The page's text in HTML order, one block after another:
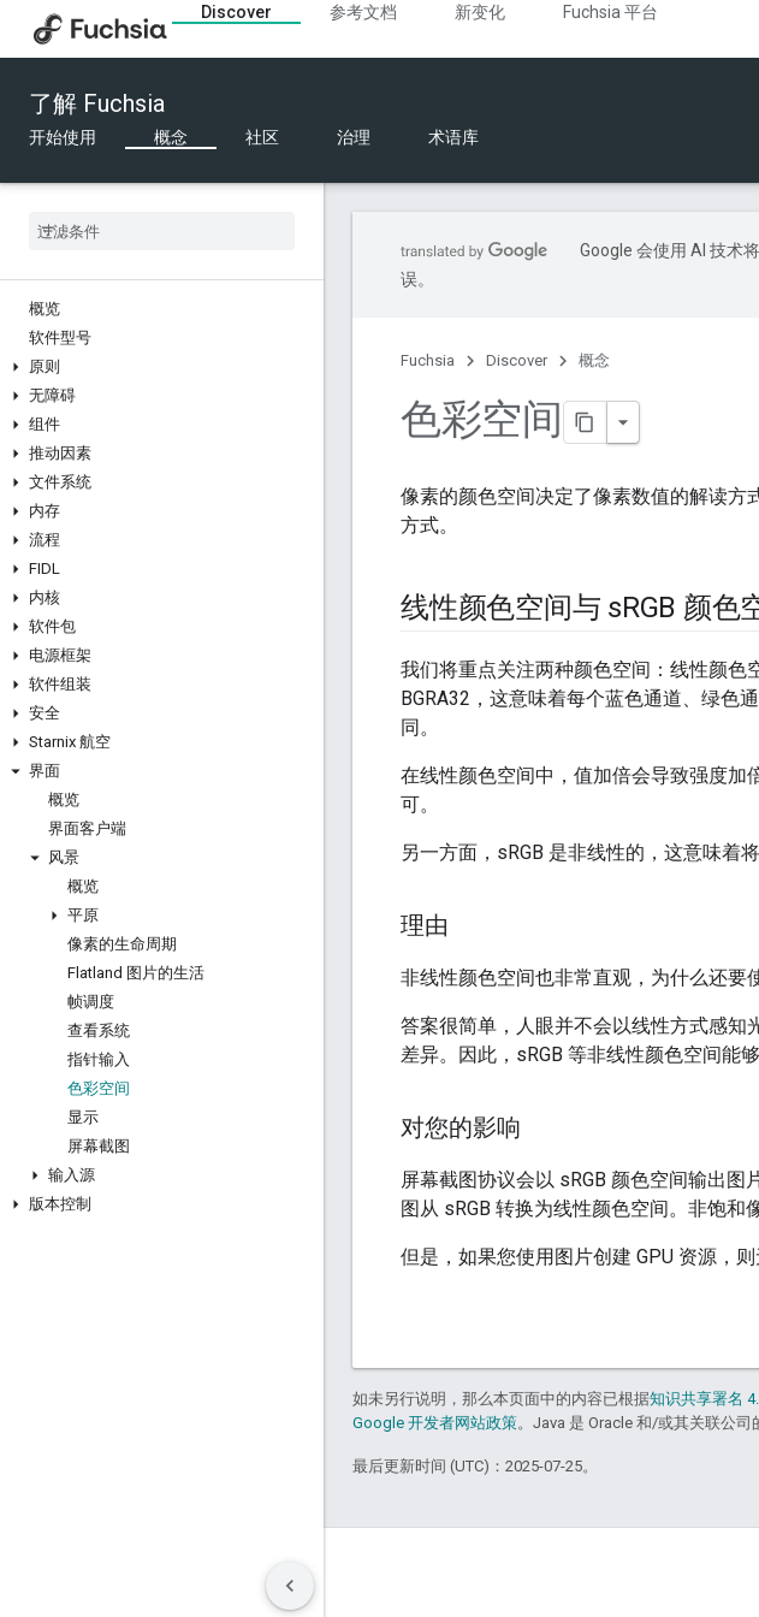
Discover 参考文档 新变化
Fuchsia 平台
了解 Fuchsia
开始使用 概念 社区 治理 术语库
概览
软件型号
原则
无障碍
组件
推动因素
文件系统
内存
流程
FIDL
内核
软件包
电源框架
软件组装
安全
Starnix 航空
界面
概览
界面客户端
风景
概览
平原
像素的生命周期
Flatland 图片的生活
帧调度
查看系统
指针输入
色彩空间
显示
屏幕截图
输入源
版本控制
Google 会使用 AI 技术
误。
Fuchsia Discover 概念
色彩空间
像素的颜色空间决定了像素数值的解读方
方式。
线性颜色空间与 sRGB 颜色
我们将重点关注两种颜色空间：线性颜色
BGRA32，这意味着每个蓝色通道、绿色
同。
在线性颜色空间中，值加倍会导致强度加
可。
另一方面，sRGB 是非线性的，这意味着
理由
非线性颜色空间也非常直观，为什么还要
答案很简单，人眼并不会以线性方式感知
差异。因此，sRGB 等非线性颜色空间能
对您的影响
屏幕截图协议会以 sRGB 颜色空间输出
图从 sRGB 转换为线性颜色空间。非饱和
但是，如果您使用图片创建 GPU 资源，
如未另行说明，那么本页面中的内容已根据知识共享署名
Google 开发者网站政策。Java 是 Oracle 和/或其关联公司
最后更新时间 (UTC)：2025-07-25。
Manage cookies